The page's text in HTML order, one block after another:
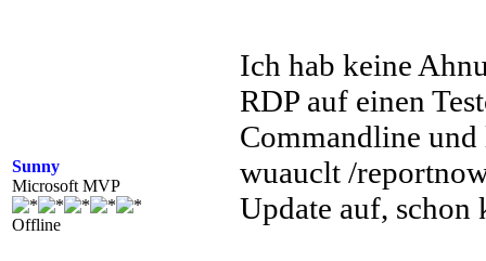
Sunny
Microsoft MVP
Offline
Ich hab keine
RDP auf einen
Commandline
wuauclt /
Update auf, schon